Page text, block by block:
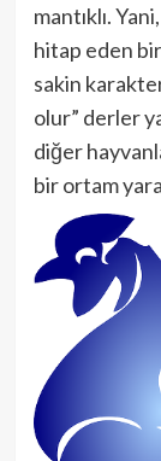
mantıklı.
hitap eden
sakin
olur” derler
diğer
bir ortam